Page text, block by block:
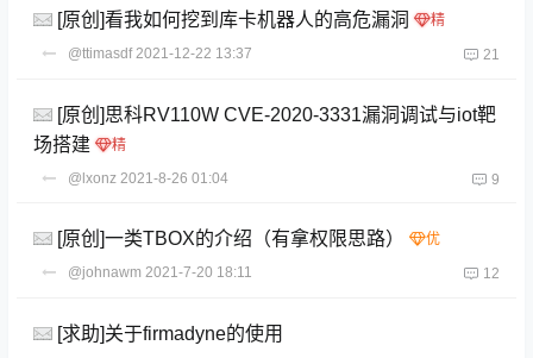
[原创]看我如何挖到库卡机器人的高危漏洞
@ttimasdf 2021-12-22 13:37 21
[原创]思科RV110W CVE-2020-3331漏洞调试与iot靶
场搭建
@lxonz 2021-8-26 01:04 9
[原创]一类TBOX的介绍（有拿权限思路）
@johnawm 2021-7-20 18:11 12
[求助]关于firmadyne的使用